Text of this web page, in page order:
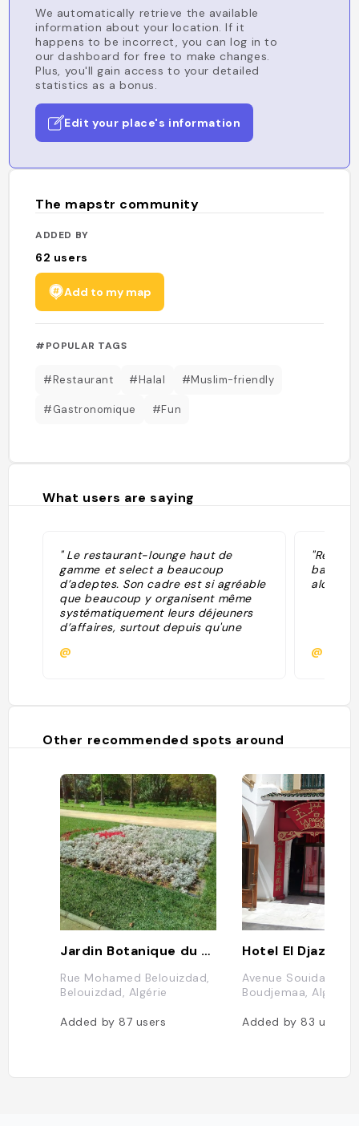
We automatically retrieve the available
information about your location. If it
happens to be incorrect, you can log in to
our dashboard for free to make changes.
Plus, you'll gain access to your detailed
statistics as a bonus.
Edit your place's information
The mapstr community
ADDED BY
62 users
Add to my map
#POPULAR TAGS
#Restaurant #Halal #Muslim-friendly
#Gastronomique #Fun
What users are saying
" Le restaurant-lounge haut de
gamme et select a beaucoup
d’adeptes. Son cadre est si agréable
que beaucoup y organisent même
systématiquement leurs déjeuners
d’affaires, surtout depuis qu'une
Grande salle lumineuse, déco
restaurant."
@
"Resto
base
alcool "
@
Other recommended spots around
Jardin Botanique du Hamma
Rue Mohamed Belouizdad,
Belouizdad, Algérie
Added by87 users
Avenue Souidani
Boudjemaa, Alger,
Added by83 users